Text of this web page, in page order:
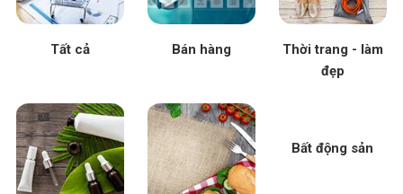
Tất cả Bán hàng
Thời trang - làm
đẹp
Bất động sản